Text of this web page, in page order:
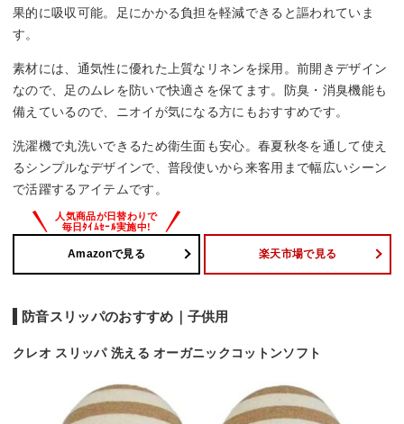
果的に吸収可能。足にかかる負担を軽減できると謳われていま
す。
素材には、通気性に優れた上質なリネンを採用。前開きデザイン
なので、足のムレを防いで快適さを保てます。防臭・消臭機能も
備えているので、ニオイが気になる方にもおすすめです。
洗濯機で丸洗いできるため衛生面も安心。春夏秋冬を通して使え
るシンプルなデザインで、普段使いから来客用まで幅広いシーン
で活躍するアイテムです。
Amazonで見る 楽天市場で見る
防音スリッパのおすすめ｜子供用
クレオ スリッパ 洗える オーガニックコットンソフト